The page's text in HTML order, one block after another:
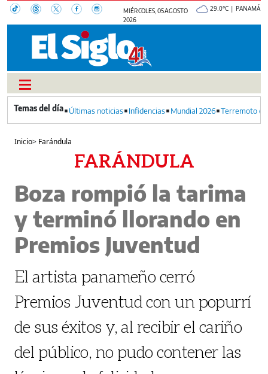
MIÉRCOLES, 05 AGOSTO
2026
29.0°C | PANAMÁ
Últimas noticias Infidencias Mundial 2026 Terremoto
Inicio> Farándula
FARÁNDULA
Boza rompió la tarima
y terminó llorando en
Premios Juventud
El artista panameño cerró
Premios Juventud con un popurrí
de sus éxitos y, al recibir el cariño
del público, no pudo contener las